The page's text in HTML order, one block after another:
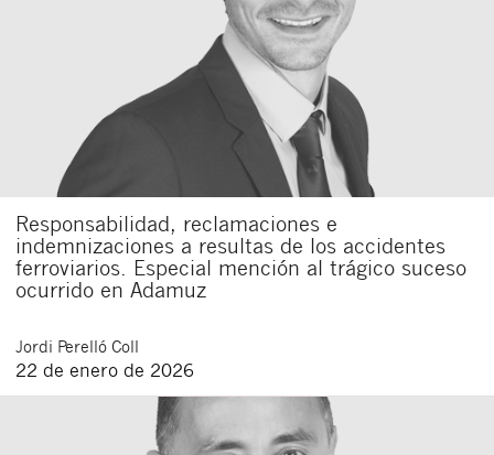
Responsabilidad, reclamaciones e
indemnizaciones a resultas de los accidentes
ferroviarios. Especial mención al trágico suceso
ocurrido en Adamuz
Jordi Perelló Coll
22 de enero de 2026